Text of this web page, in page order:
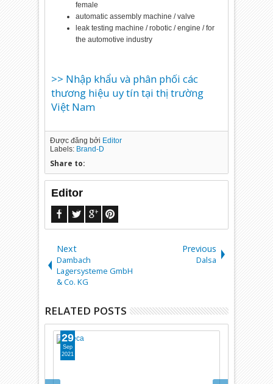
female
automatic assembly machine / valve
leak testing machine / robotic / engine / for
the automotive industry
>> Nhập khẩu và phân phối các
thương hiệu uy tín tại thị trường
Việt Nam
Được đăng bởi Editor
Labels: Brand-D
Share to:
Editor
Next
Dambach
Lagersysteme GmbH
& Co. KG
Previous
Dalsa
RELATED POSTS
29
Sep
2021